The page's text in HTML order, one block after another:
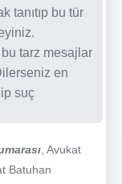
tanıtıp bu tür
bu tarz mesajlar
en
suç
, Avukat
Batuhan